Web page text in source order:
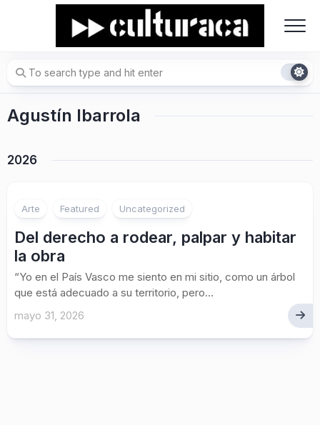
Agustín Ibarrola
2026
Arte Featured Uncategorized
Del derecho a rodear, palpar y habitar
la obra
“Yo en el País Vasco me siento en mi sitio, como un árbol
que está adecuado a su territorio, pero...
mayo 31, 2026